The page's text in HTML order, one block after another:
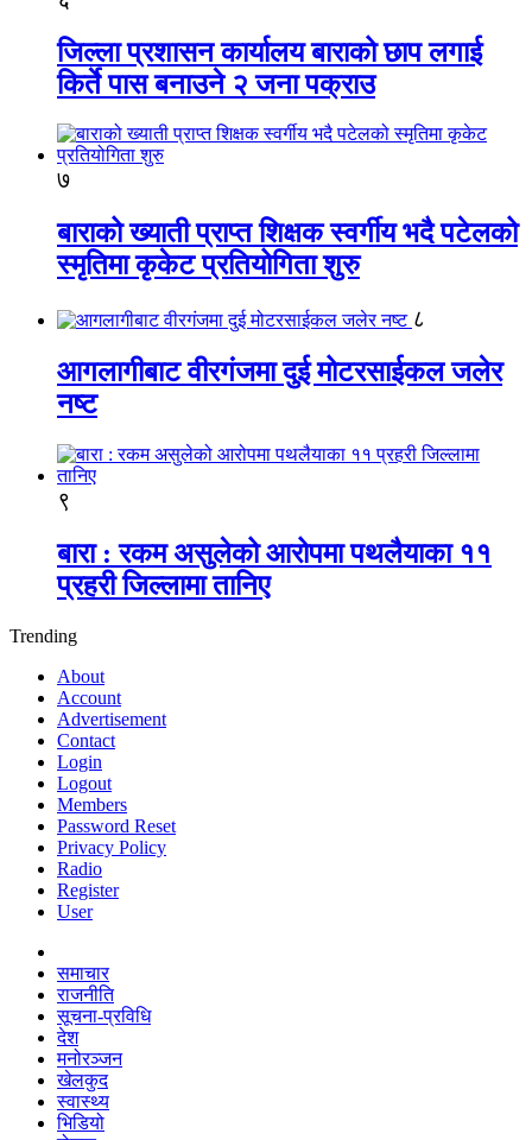
जिल्ला प्रशासन कार्यालय बाराको छाप लगाई
किर्ते पास बनाउने २ जना पक्राउ
७
बाराको ख्याती प्राप्त शिक्षक स्वर्गीय भदै पटेलको
स्मृतिमा कृकेट प्रतियोगिता शुरु
८
आगलागीबाट वीरगंजमा दुई मोटरसाईकल जलेर
नष्ट
९
बारा : रकम असुलेको आरोपमा पथलैयाका ११
प्रहरी जिल्लामा तानिए
Trending
About
Account
Advertisement
Contact
Login
Logout
Members
Password Reset
Privacy Policy
Radio
Register
User
समाचार
राजनीति
सूचना-प्रविधि
देश
मनोरञ्जन
खेलकुद
स्वास्थ्य
भिडियो